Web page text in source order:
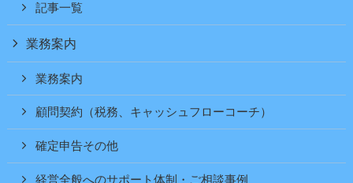
記事一覧
業務案内
業務案内
顧問契約（税務、キャッシュフローコーチ）
確定申告その他
経営全般へのサポート体制・ご相談事例